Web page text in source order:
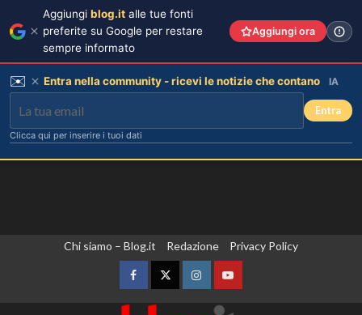
Chi siamo – Blog.it Redazione Privacy Policy
FacebookTwitterInstagramYouTube
Aggiungi blog.it alle tue fonti
preferite su Google per restare
sempre informato
Aggiungi ora
✉️ Entra nella community - ricevi le notizie che contano IA
Entra
Clicca qui per inserire i tuoi dati